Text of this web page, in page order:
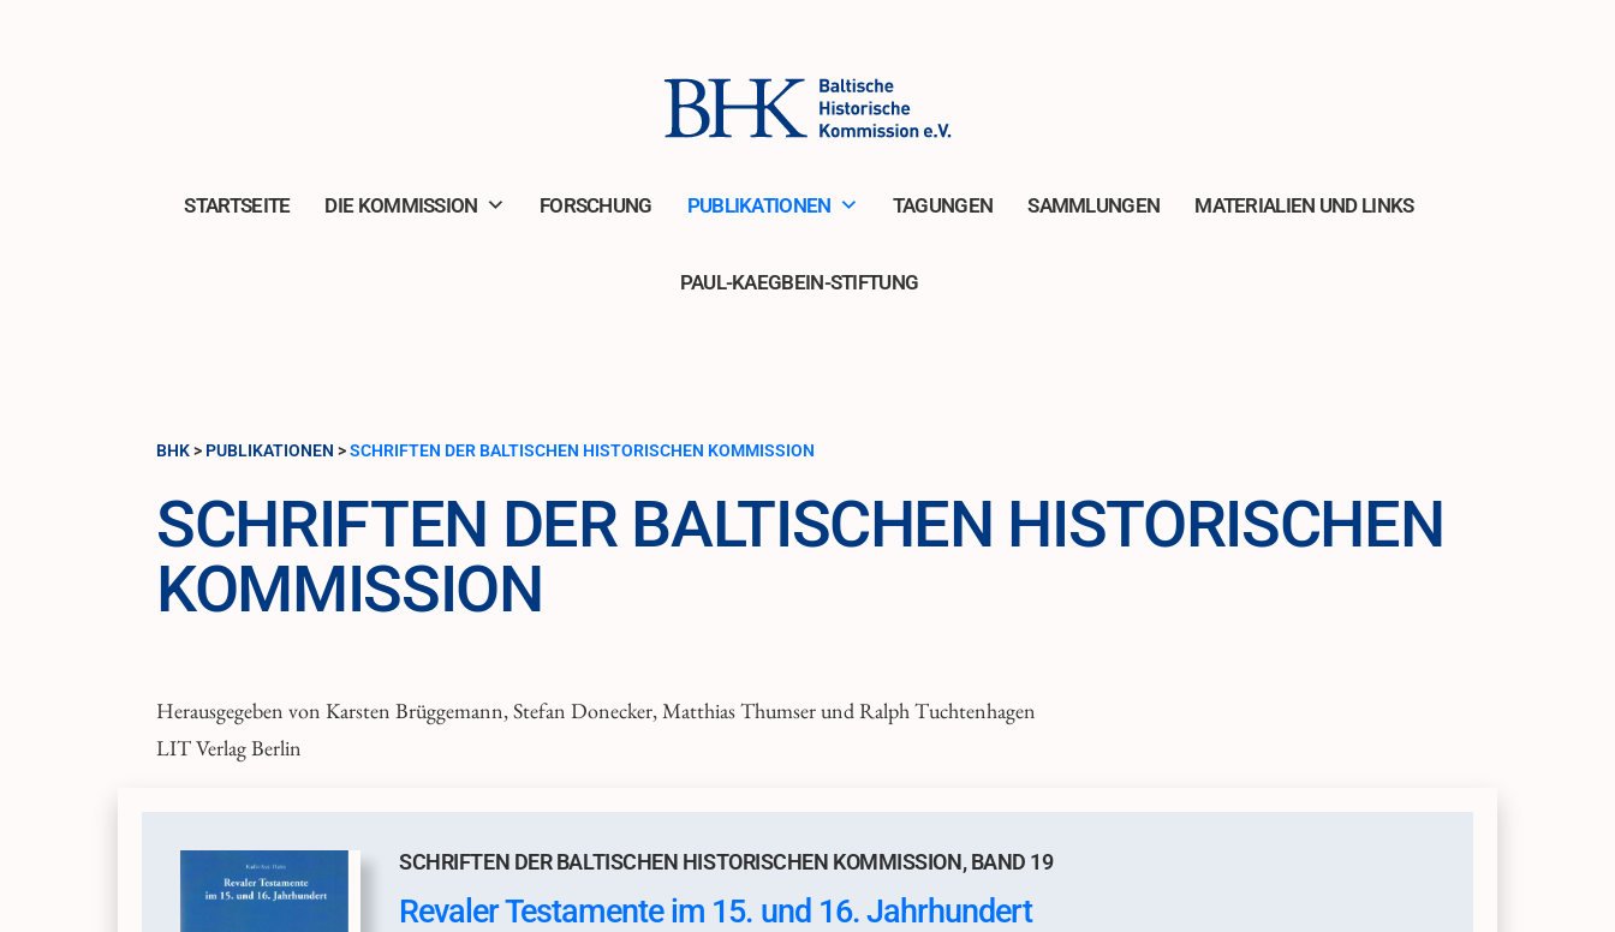
STARTSEITE DIE KOMMISSION FORSCHUNG PUBLIKATIONEN TAGUNGEN SAMMLUNGEN MATERIALIEN UND LINKS
PAUL-KAEGBEIN-STIFTUNG
BHK> PUBLIKATIONEN >SCHRIFTEN DER BALTISCHEN HISTORISCHEN KOMMISSION
SCHRIFTEN DER BALTISCHEN HISTORISCHEN
KOMMISSION
Herausgegeben von Karsten Brüggemann, Stefan Donecker, Matthias Thumser und Ralph Tuchtenhagen
LIT Verlag Berlin
SCHRIFTEN DER BALTISCHEN HISTORISCHEN KOMMISSION, BAND 19
Revaler Testamente im 15. und 16. Jahrhundert